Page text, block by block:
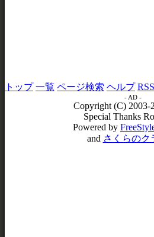
トップ 一覧 ページ検索 ヘルプ RSS
- AD -
Copyright (C) 2003-
Special Thanks
Powered by
and さくらのク